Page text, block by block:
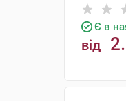
Є в
від